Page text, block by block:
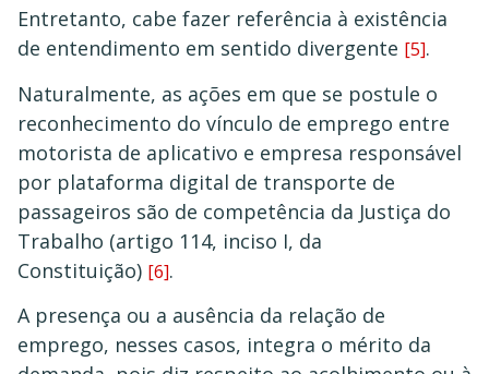
Entretanto, cabe fazer referência à existência
de entendimento em sentido divergente [5].
Naturalmente, as ações em que se postule o
reconhecimento do vínculo de emprego entre
motorista de aplicativo e empresa responsável
por plataforma digital de transporte de
passageiros são de competência da Justiça do
Trabalho (artigo 114, inciso I, da
Constituição) [6].
A presença ou a ausência da relação de
emprego, nesses casos, integra o mérito da